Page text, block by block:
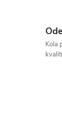
Kola